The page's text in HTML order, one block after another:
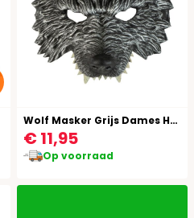
Wolf Masker Grijs Dames Heren
€ 11,95
Op voorraad